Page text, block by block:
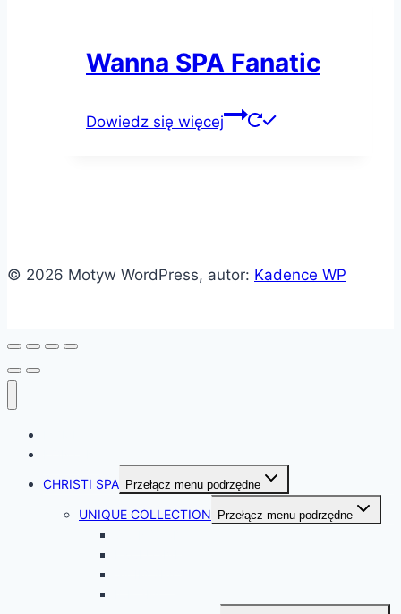
Wanna SPA Fanatic
Dowiedz się więcej
© 2026 Motyw WordPress, autor: Kadence WP
CHRISTI SPA Przełącz menu podrzędne
UNIQUE COLLECTION Przełącz menu podrzędne